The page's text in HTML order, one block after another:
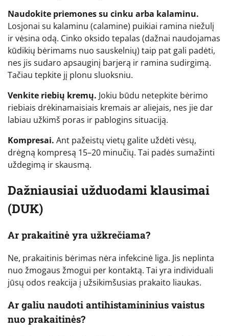
Naudokite priemones su cinku arba kalaminu.
Losjonai su kalaminu (calamine) puikiai ramina niežulį
ir vėsina odą. Cinko oksido tepalas (dažnai naudojamas
kūdikių bėrimams nuo sauskelnių) taip pat gali padėti,
nes jis sudaro apsauginį barjerą ir ramina sudirgimą.
Tačiau tepkite jį plonu sluoksniu.
Venkite riebių kremų. Jokiu būdu netepkite bėrimo
riebiais drėkinamaisiais kremais ar aliejais, nes jie dar
labiau užkimš poras ir pablogins situaciją.
Kompresai. Ant pažeistų vietų galite uždėti vėsų,
drėgną kompresą 15–20 minučių. Tai padės sumažinti
uždegimą ir skausmą.
Dažniausiai užduodami klausimai
(DUK)
Ar prakaitinė yra užkrečiama?
Ne, prakaitinis bėrimas nėra infekcinė liga. Jis neplinta
nuo žmogaus žmogui per kontaktą. Tai yra individuali
jūsų odos reakcija į užsikimšusias prakaito liaukas.
Ar galiu naudoti antihistamininius vaistus
nuo prakaitinės?